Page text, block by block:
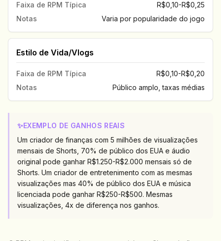
Faixa de RPM Típica
R$0,10-R$0,25
Notas
Varia por popularidade do jogo
Estilo de Vida/Vlogs
Faixa de RPM Típica
R$0,10-R$0,20
Notas
Público amplo, taxas médias
✨EXEMPLO DE GANHOS REAIS
Um criador de finanças com 5 milhões de visualizações
mensais de Shorts, 70% de público dos EUA e áudio
original pode ganhar R$1.250-R$2.000 mensais só de
Shorts. Um criador de entretenimento com as mesmas
visualizações mas 40% de público dos EUA e música
licenciada pode ganhar R$250-R$500. Mesmas
visualizações, 4x de diferença nos ganhos.